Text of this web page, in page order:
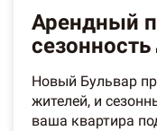
Арендный
сезонность
Новый Бульвар
жителей, и
ваша квартира